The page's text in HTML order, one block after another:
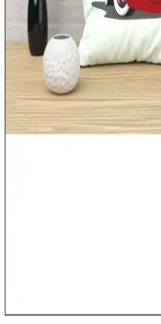
Dekorasyonunuza Güç Katın
Superman nevresim takımları, çocuk
kazandırır. Renkler ve motiflerle odanın
kaliteli malzemeleriyle dayanıklılık sağlar.
Oyun Çadırlarıyla
Fonksiyonel Dünyası
Çocukların hayal dünyasını genişleten,
çadırları iç ve dış mekan